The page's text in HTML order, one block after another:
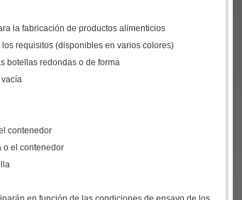
la fabricación de productos alimenticios
requisitos (disponibles en varios colores)
botellas redondas o de forma
contenedor
o el contenedor